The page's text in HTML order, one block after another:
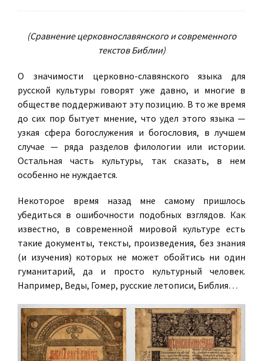
(Сравнение церковнославянского и современного
текстов Библии)
О значимости церковно-славянского языка для
русской культуры говорят уже давно, и многие в
обществе поддерживают эту позицию. В то же время
до сих пор бытует мнение, что удел этого языка —
узкая сфера богослужения и богословия, в лучшем
случае — ряда разделов филологии или истории.
Остальная часть культуры, так сказать, в нем
особенно не нуждается.
Некоторое время назад мне самому пришлось
убедиться в ошибочности подобных взглядов. Как
известно, в современной мировой культуре есть
такие документы, тексты, произведения, без знания
(и изучения) которых не может обойтись ни один
гуманитарий, да и просто культурный человек.
Например, Веды, Гомер, русские летописи, Библия…